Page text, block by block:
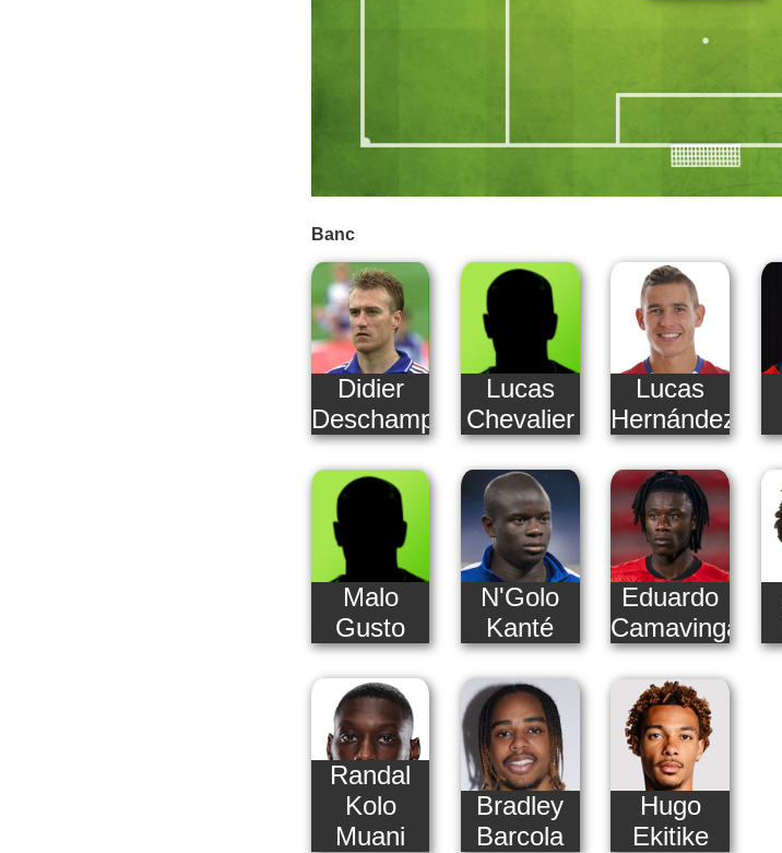
Banc
Didier
Deschamps
Lucas
Chevalier
Lucas
Hernández
Malo
Gusto
N'Golo
Kanté
Eduardo
Camavinga
Randal
Kolo
Muani
Bradley
Barcola
Hugo
Ekitike